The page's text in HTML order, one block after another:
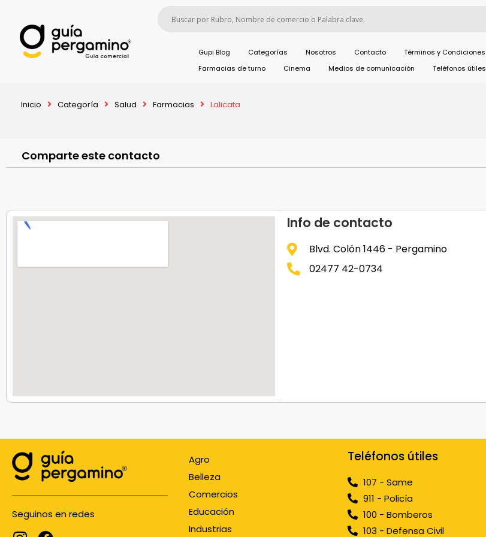
Gupi Blog Categorías Nosotros Contacto
Términos y Condiciones
Farmacias de turno
Cinema Medios de comunicación Teléfonos útiles
Inicio Categoría Salud Farmacias Lalicata
Comparte este contacto
Info de contacto
Blvd. Colón 1446 - Pergamino
02477 42-0734
Seguinos en redes
Agro
Belleza
Comercios
Educación
Industrias
Teléfonos útiles
107 - Same
911 - Policía
100 - Bomberos
103 - Defensa Civil